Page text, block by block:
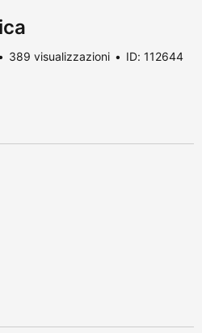
389 visualizzazioni ID: 112644